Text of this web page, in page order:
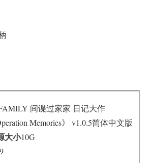
间谍过家家 日记大作
Memories》 v1.0.5简体中文版
大小10G